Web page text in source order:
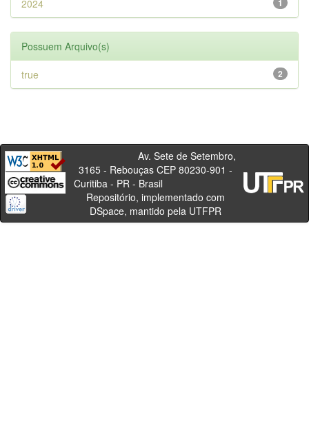
1
2024
Possuem Arquivo(s)
2
true
Av. Sete de Setembro,
3165 - Rebouças CEP 80230-901 -
Curitiba - PR - Brasil
Repositório, implementado com
DSpace, mantido pela UTFPR